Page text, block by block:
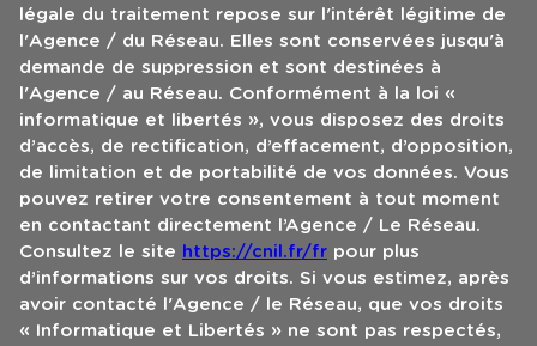
légale du traitement repose sur l'intérêt légitime de
l'Agence / du Réseau. Elles sont conservées jusqu'à
demande de suppression et sont destinées à
l'Agence / au Réseau. Conformément à la loi «
informatique et libertés », vous disposez des droits
d’accès, de rectification, d’effacement, d’opposition,
de limitation et de portabilité de vos données. Vous
pouvez retirer votre consentement à tout moment
en contactant directement l’Agence / Le Réseau.
Consultez le site https://cnil.fr/fr pour plus
d’informations sur vos droits. Si vous estimez, après
avoir contacté l'Agence / le Réseau, que vos droits
« Informatique et Libertés » ne sont pas respectés,